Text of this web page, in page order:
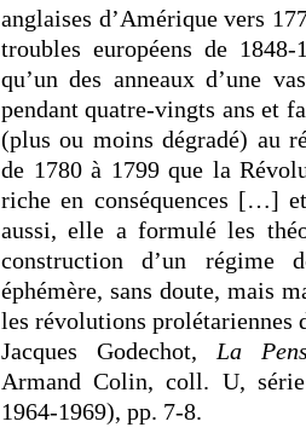
anglaises d’Amérique vers
troubles européens de
qu’un des anneaux d’une
pendant quatre-vingts ans et
(plus ou moins dégradé) au
de 1780 à 1799 que la
riche en conséquences […]
aussi, elle a formulé les
construction d’un régime
éphémère, sans doute, mais
les révolutions
Jacques Godechot, La
Armand Colin, coll. U,
1964-1969), pp. 7-8.